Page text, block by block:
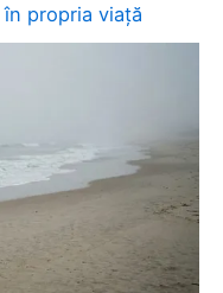
propria viață